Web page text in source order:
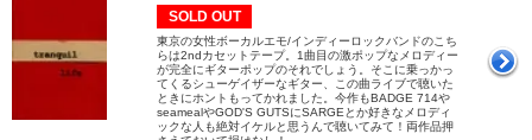
SOLD OUT
東京の女性ボーカルエモ/インディーロックバンドのこち
らは2ndカセットテープ。1曲目の激ポップなメロディー
が完全にギターポップのそれでしょう。そこに乗っかっ
てくるシューゲイザーなギター、この曲ライブで聴いた
ときにホントもってかれました。今作もBADGE 714や
seamealやGOD'S GUTSにSARGEとか好きなメロディ
ックな人も絶対イケルと思うんで聴いてみて！両作品押